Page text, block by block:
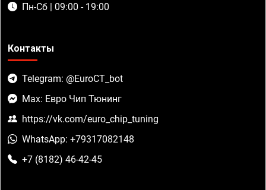
Пн-Сб | 09:00 - 19:00
Контакты
Telegram: @EuroCT_bot
Max: Евро Чип Тюнинг
https://vk.com/euro_chip_tuning
WhatsApp: +79317082148
+7 (8182) 46-42-45